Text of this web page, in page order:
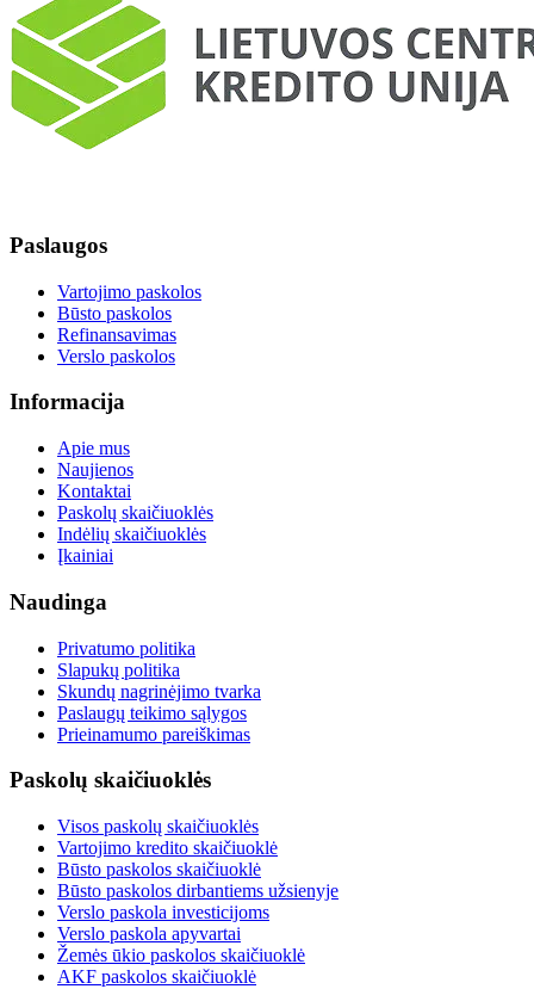
Paslaugos
Vartojimo paskolos
Būsto paskolos
Refinansavimas
Verslo paskolos
Informacija
Apie mus
Naujienos
Kontaktai
Paskolų skaičiuoklės
Indėlių skaičiuoklės
Įkainiai
Naudinga
Privatumo politika
Slapukų politika
Skundų nagrinėjimo tvarka
Paslaugų teikimo sąlygos
Prieinamumo pareiškimas
Paskolų skaičiuoklės
Visos paskolų skaičiuoklės
Vartojimo kredito skaičiuoklė
Būsto paskolos skaičiuoklė
Būsto paskolos dirbantiems užsienyje
Verslo paskola investicijoms
Verslo paskola apyvartai
Žemės ūkio paskolos skaičiuoklė
AKF paskolos skaičiuoklė